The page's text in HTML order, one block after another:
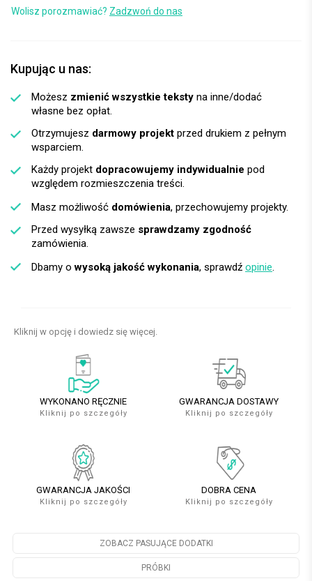
Wolisz porozmawiać? Zadzwoń do nas
Kupując u nas:
Możesz zmienić wszystkie teksty na inne/dodać
własne bez opłat.
Otrzymujesz darmowy projekt przed drukiem z pełnym
wsparciem.
Każdy projekt dopracowujemy indywidualnie pod
względem rozmieszczenia treści.
Masz możliwość domówienia, przechowujemy projekty.
Przed wysyłką zawsze sprawdzamy zgodność
zamówienia.
Dbamy owysoką jakość wykonania, sprawdź opinie.
Kliknij w opcję i dowiedz się więcej.
WYKONANO RĘCZNIE
Kliknij po szczegóły
GWARANCJA DOSTAWY
Kliknij po szczegóły
GWARANCJA JAKOŚCI
Kliknij po szczegóły
DOBRA CENA
Kliknij po szczegóły
ZOBACZ PASUJĄCE DODATKI
PRÓBKI